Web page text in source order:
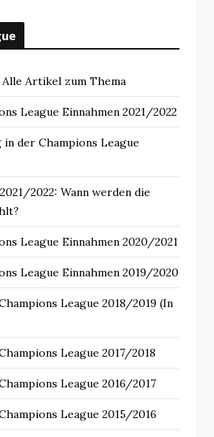
Alle Artikel zum Thema
League Einnahmen 2021/2022
der Champions League
2022: Wann werden die
League Einnahmen 2020/2021
League Einnahmen 2019/2020
League 2018/2019 (In
League 2017/2018
League 2016/2017
League 2015/2016